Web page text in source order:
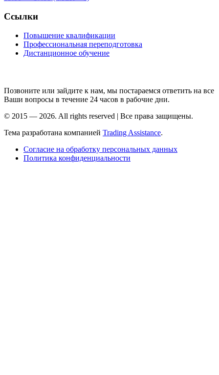
Ссылки
Повышение квалификации
Профессиональная переподготовка
Дистанционное обучение
Позвоните или зайдите к нам, мы постараемся ответить на все
Ваши вопросы в течение 24 часов в рабочие дни.
© 2015 — 2026. All rights reserved | Все права защищены.
Тема разработана компанией Trading Assistance.
Согласие на обработку персональных данных
Политика конфиденциальности